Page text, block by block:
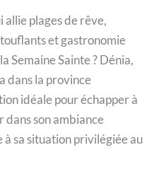
allie plages de rêve,
et gastronomie
Semaine Sainte ? Dénia,
dans la province
idéale pour échapper à
dans son ambiance
sa situation privilégiée au